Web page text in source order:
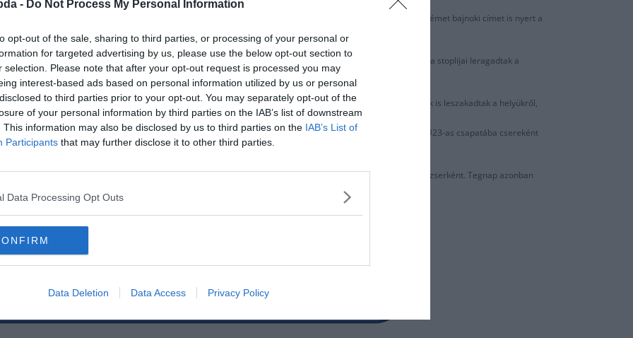
- Do Not Process My Personal Information
opt-out of the sale, sharing to third parties, or processing of your personal or
for targeted advertising by us, please use the below opt-out section to
selection. Please note that after your opt-out request is processed you may
interest-based ads based on personal information utilized by us or personal
to third parties prior to your opt-out. You may separately opt-out of the
of your personal information by third parties on the IAB’s list of downstream
This information may also be disclosed by us to third parties on the IAB’s List of
Participants that may further disclose it to other third parties.
Data Processing Opt Outs
Data Deletion Data Access Privacy Policy
mindössze 11 évesen. Többek között Felix Passlack és Jacob Bruun Larsen csapattársaként német bajnoki címet is nyert a
Tuchel közelről figyelte a fiatal jobbhátvédet, akit sokoldalúsága miatt nagyra tartott.
ellen játszott ifjúsági BL-meccset, melyen Scuderi eszméletlenül súlyos térdsérülést szenvedett, miután a stoplijai leragadtak a
legrosszabb sérülésnek nevezte. A fiatalnak a létező összes szalag elszakadt a térdében, ugyanígy az izmok is leszakadtak a helyükről,
legyen. Kilenc műtét után a tavalyi szezon végén vissza is tudott térni egy U23-as meccsen. A Borussia U23-as csapatába csereként
követően újra keretbe került egy tétmérkőzésen is.
támogatta a tanulmányait, hogy adott esetben a sporton kívül is el tudjon helyezkedni sportmenedzserként. Tegnap azonban
ha feladja álmát, és visszavonul.
a Dortmund-Varsó ifi-BL-mérkőzésról: